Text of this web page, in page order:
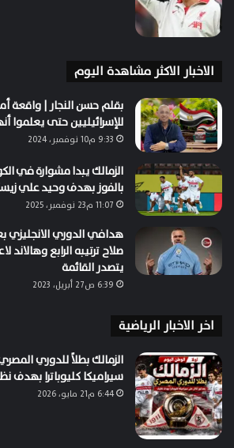
الاخبار الاكثر مشاهدة اليوم
بقلم حسن النجار | واقعة
للإسرائيليين حتى يعلموا
9:33 م10 نوفمبر، 2024
الزمالك يبدا مشوارة في
بالفوز بهدف وحيد علي
11:07 م23 نوفمبر، 2025
هدافي الدوري الانجليزي
صلاح ترتيبه الرابع
يتصدر القائمة
6:39 ص27 أبريل، 2023
اخر الاخبار الرياضية
الزمالك بطلاً للدوري
سيراميكا كليوباترا بهدف
6:44 م21 مايو، 2026